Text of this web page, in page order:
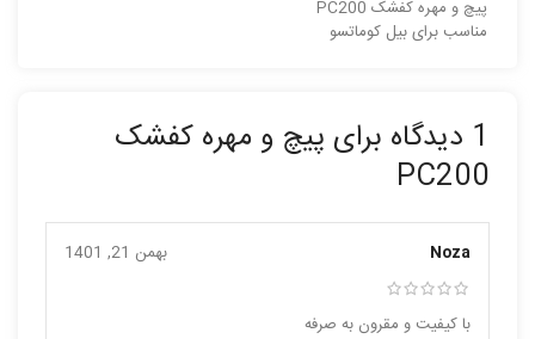
پیچ و مهره کفشک PC200
مناسب برای بیل کوماتسو
1 دیدگاه برای
پیچ و مهره کفشک
PC200
Noza بهمن 21, 1401
با کیفیت و مقرون به صرفه